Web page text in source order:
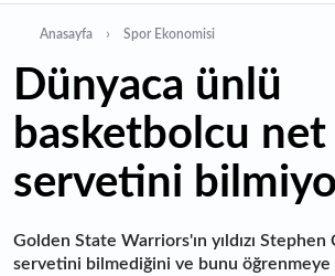
Anasayfa Spor Ekonomisi
Dünyaca ünlü
basketbolcu net
servetini
Golden State Warriors'ın yıldızı Stephen
servetini bilmediğini ve bunu